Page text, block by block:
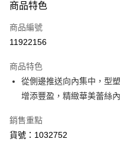
信用卡一次付款
超商取貨付款
Apple Pay
全家取貨付款
商品特色
商品編號
11922156
商品特色
從側邊推送向內集中，型
增添豐盈，精緻華美蕾絲
銷售重點
貨號：1032752